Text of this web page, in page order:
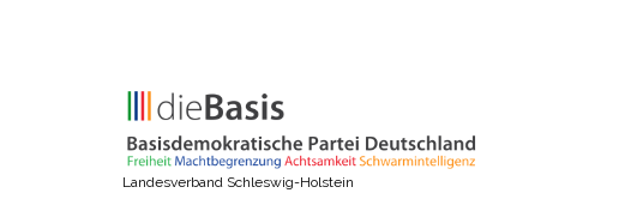
Landesverband Schleswig-Holstein